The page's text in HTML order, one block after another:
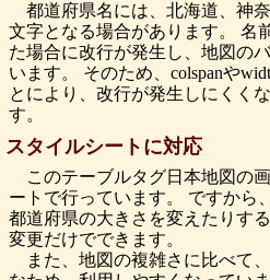
都道府県名には、北海道、神
文字となる場合があります。 名
た場合に改行が発生し、地図の
います。 そのため、colspanや
とにより、改行が発生しにくく
す。
スタイルシートに対応
このテーブルタグ日本地図の
ートで行っています。 ですから
都道府県の大きさを変えたりす
変更だけでできます。
また、地図の複雑さに比べて